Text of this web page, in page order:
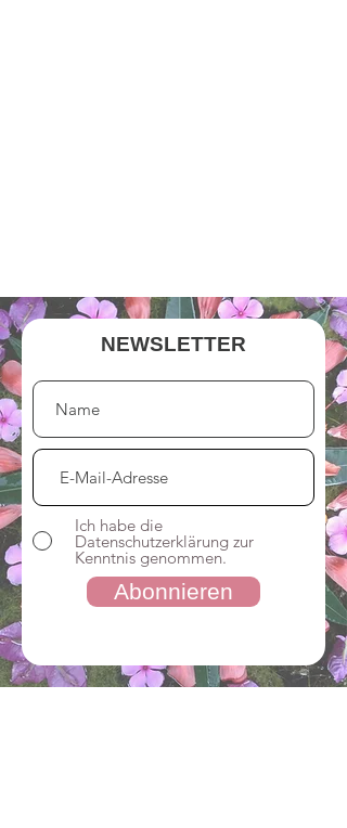
NEWSLETTER
Ich habe die
Datenschutzerklärung zur
Kenntnis genommen.
Abonnieren